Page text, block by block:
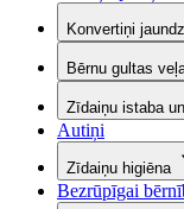
Konvertiņi
Bērnu gultas
Zīdaiņu istaba
Autiņi
Zīdaiņu higiēna
Bezrūpīgai